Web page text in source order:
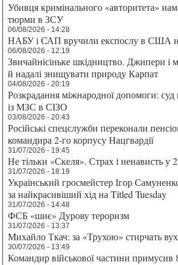
Убивця кримінального «авторитета»
тюрми в ЗСУ
06/08/2026 - 14:28
НАБУ і САП вручили експослу в США
06/08/2026 - 12:19
Звичайнісіньке шкідництво. Джипери і
й надалі знищувати природу Карпат
04/08/2026 - 20:19
Розкрадання міжнародної допомоги: суд
із МЗС в СІЗО
03/08/2026 - 20:43
Російські спецслужби переконали
командира 2-го корпусу Нацгвардії
31/07/2026 - 19:45
Не тільки «Скеля». Страх і ненависть
31/07/2026 - 18:19
Український гросмейстер Ігор
за найкрасивіший хід на Titled Tuesday
31/07/2026 - 14:48
ФСБ «шиє» Дурову тероризм
31/07/2026 - 13:37
Михайло Ткач: за «Трухою» стирчать
30/07/2026 - 13:49
Командир військової частини примусив